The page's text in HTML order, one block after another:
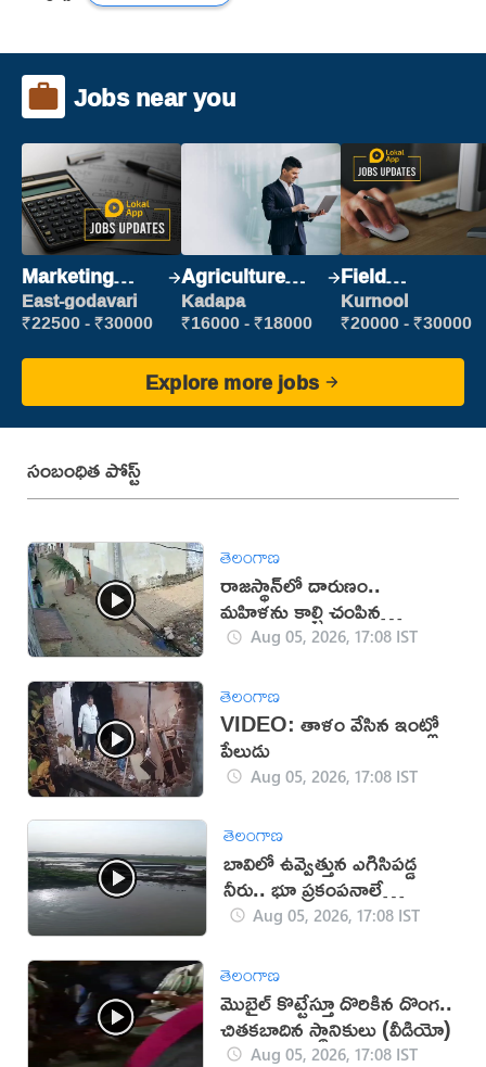
Jobs near you
Marketing
Executive
East-godavari
₹22500 - ₹30000
Agriculture
Labour
Kadapa
₹16000 - ₹18000
Field
Marketing
Executive
Kurnool
₹20000 - ₹30000
Explore more jobs
సంబంధిత పోస్ట్
తెలంగాణ
రాజస్థాన్‌లో దారుణం..
మహిళను కాల్చి చంపిన
యువకుడు (వీడియో)
Aug 05, 2026, 17:08 IST
తెలంగాణ
VIDEO: తాళం వేసిన ఇంట్లో
పేలుడు
Aug 05, 2026, 17:08 IST
తెలంగాణ
బావిలో ఉవ్వెత్తున ఎగిసిపడ్డ
నీరు.. భూ ప్రకంపనాలే
కారణమా?
Aug 05, 2026, 17:08 IST
తెలంగాణ
మొబైల్ కొట్టేస్తూ దొరికిన దొంగ..
చితకబాదిన స్థానికులు (వీడియో)
Aug 05, 2026, 17:08 IST